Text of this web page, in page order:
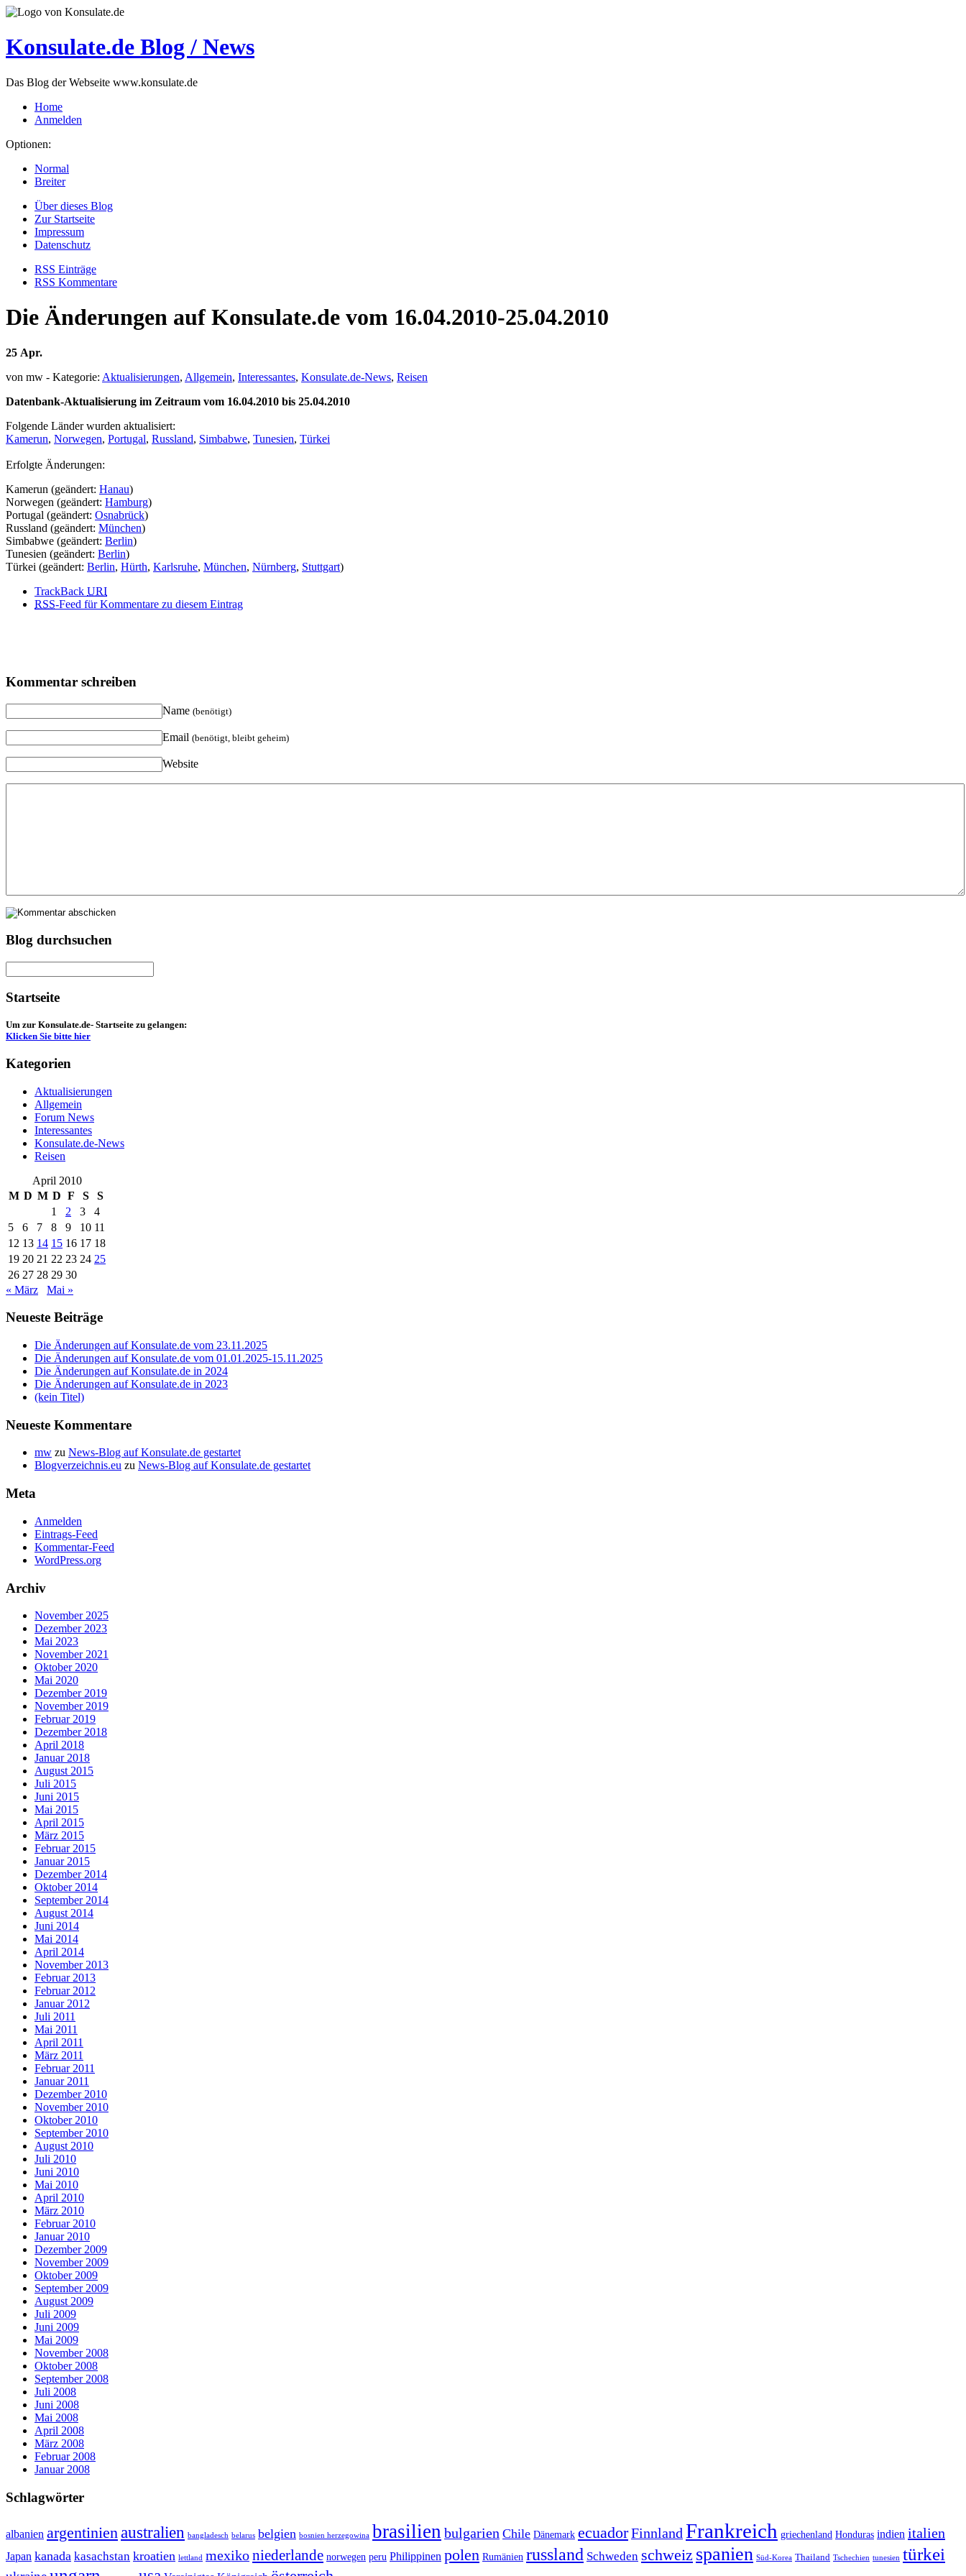
Konsulate.de Blog / News
Das Blog der Webseite www.konsulate.de
Home
Anmelden
Optionen:
Normal
Breiter
Über dieses Blog
Zur Startseite
Impressum
Datenschutz
RSS Einträge
RSS Kommentare
Die Änderungen auf Konsulate.de vom 16.04.2010-25.04.2010
25 Apr.
von mw - Kategorie: Aktualisierungen, Allgemein, Interessantes, Konsulate.de-News, Reisen
Datenbank-Aktualisierung im Zeitraum vom 16.04.2010 bis 25.04.2010
Folgende Länder wurden aktualisiert:
Kamerun, Norwegen, Portugal, Russland, Simbabwe, Tunesien, Türkei
Erfolgte Änderungen:
Kamerun (geändert: Hanau)
Norwegen (geändert: Hamburg)
Portugal (geändert: Osnabrück)
Russland (geändert: München)
Simbabwe (geändert: Berlin)
Tunesien (geändert: Berlin)
Türkei (geändert: Berlin, Hürth, Karlsruhe, München, Nürnberg, Stuttgart)
TrackBack URI
RSS-Feed für Kommentare zu diesem Eintrag
Kommentar schreiben
Name (benötigt)
Email (benötigt, bleibt geheim)
Website
Blog durchsuchen
Startseite
Um zur Konsulate.de- Startseite zu gelangen:
Klicken Sie bitte hier
Kategorien
Aktualisierungen
Allgemein
Forum News
Interessantes
Konsulate.de-News
Reisen
April 2010
M D M D F S
S
1
2 3
4
5
6 7 8 9 10 11
12 13 14 15 16 17 18
19 20 21 22 23 24 25
26 27 28 29 30
« März
Mai »
Neueste Beiträge
Die Änderungen auf Konsulate.de vom 23.11.2025
Die Änderungen auf Konsulate.de vom 01.01.2025-15.11.2025
Die Änderungen auf Konsulate.de in 2024
Die Änderungen auf Konsulate.de in 2023
(kein Titel)
Neueste Kommentare
mw zu News-Blog auf Konsulate.de gestartet
Blogverzeichnis.eu zu News-Blog auf Konsulate.de gestartet
Meta
Anmelden
Eintrags-Feed
Kommentar-Feed
WordPress.org
Archiv
November 2025
Dezember 2023
Mai 2023
November 2021
Oktober 2020
Mai 2020
Dezember 2019
November 2019
Februar 2019
Dezember 2018
April 2018
Januar 2018
August 2015
Juli 2015
Juni 2015
Mai 2015
April 2015
März 2015
Februar 2015
Januar 2015
Dezember 2014
Oktober 2014
September 2014
August 2014
Juni 2014
Mai 2014
April 2014
November 2013
Februar 2013
Februar 2012
Januar 2012
Juli 2011
Mai 2011
April 2011
März 2011
Februar 2011
Januar 2011
Dezember 2010
November 2010
Oktober 2010
September 2010
August 2010
Juli 2010
Juni 2010
Mai 2010
April 2010
März 2010
Februar 2010
Januar 2010
Dezember 2009
November 2009
Oktober 2009
September 2009
August 2009
Juli 2009
Juni 2009
Mai 2009
November 2008
Oktober 2008
September 2008
Juli 2008
Juni 2008
Mai 2008
April 2008
März 2008
Februar 2008
Januar 2008
Schlagwörter
albanien argentinien australien bangladesch belarus belgien bosnien herzegowina brasilien bulgarien Chile Dänemark ecuadorFinnland Frankreich griechenland Honduras indien italien
Japan kanada kasachstan kroatien lettland mexikoniederlande norwegen peru Philippinen polen Rumänien russland Schweden schweiz spanien Süd-Korea Thailand Tschechien tunesien türkei